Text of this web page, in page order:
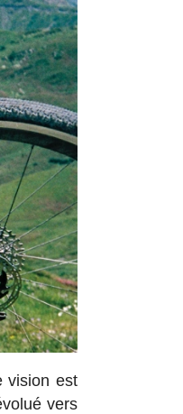
vision est
vers